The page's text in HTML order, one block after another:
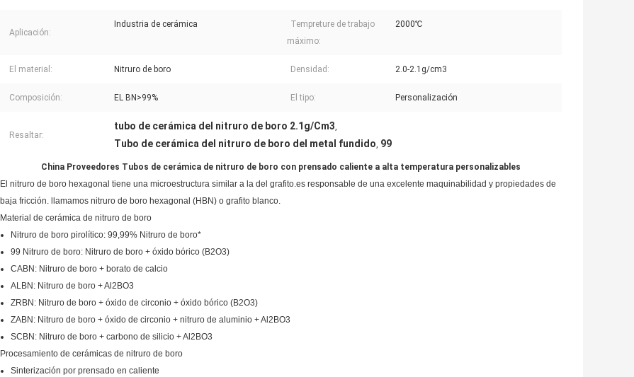
Aplicación:
Industria de cerámica
Tempreture de trabajo
máximo:
2000℃
El material: Nitruro de boro Densidad: 2.0-2.1g/cm3
Composición: EL BN>99% El tipo: Personalización
Resaltar:
tubo de cerámica del nitruro de boro 2.1g/Cm3,
Tubo de cerámica del nitruro de boro del metal fundido, 99
China Proveedores Tubos de cerámica de nitruro de boro con prensado caliente a alta temperatura personalizables
El nitruro de boro hexagonal tiene una microestructura similar a la del grafito.es responsable de una excelente maquinabilidad y propiedades de
baja fricción. llamamos nitruro de boro hexagonal (HBN) o grafito blanco.
Material de cerámica de nitruro de boro
Nitruro de boro pirolítico: 99,99% Nitruro de boro*
99 Nitruro de boro: Nitruro de boro + óxido bórico (B2O3)
CABN: Nitruro de boro + borato de calcio
ALBN: Nitruro de boro + Al2BO3
ZRBN: Nitruro de boro + óxido de circonio + óxido bórico (B2O3)
ZABN: Nitruro de boro + óxido de circonio + nitruro de aluminio + Al2BO3
SCBN: Nitruro de boro + carbono de silicio + Al2BO3
Procesamiento de cerámicas de nitruro de boro
Sinterización por prensado en caliente